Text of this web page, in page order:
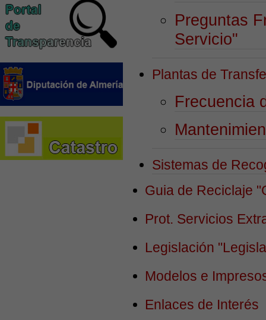
Preguntas
Servicio"
Plantas de
Frecuencia
Sistemas de
Guia de Reciclaje
Prot. Servicios
Legislación
Modelos e
Enlaces de Interés